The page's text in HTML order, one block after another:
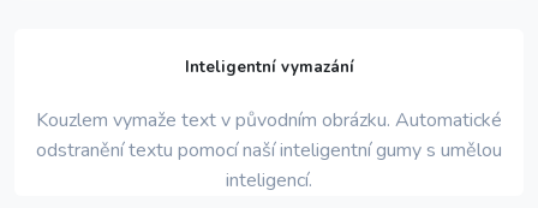
Inteligentní vymazání
Kouzlem vymaže text v původním obrázku. Automatické
odstranění textu pomocí naší inteligentní gumy s umělou
inteligencí.